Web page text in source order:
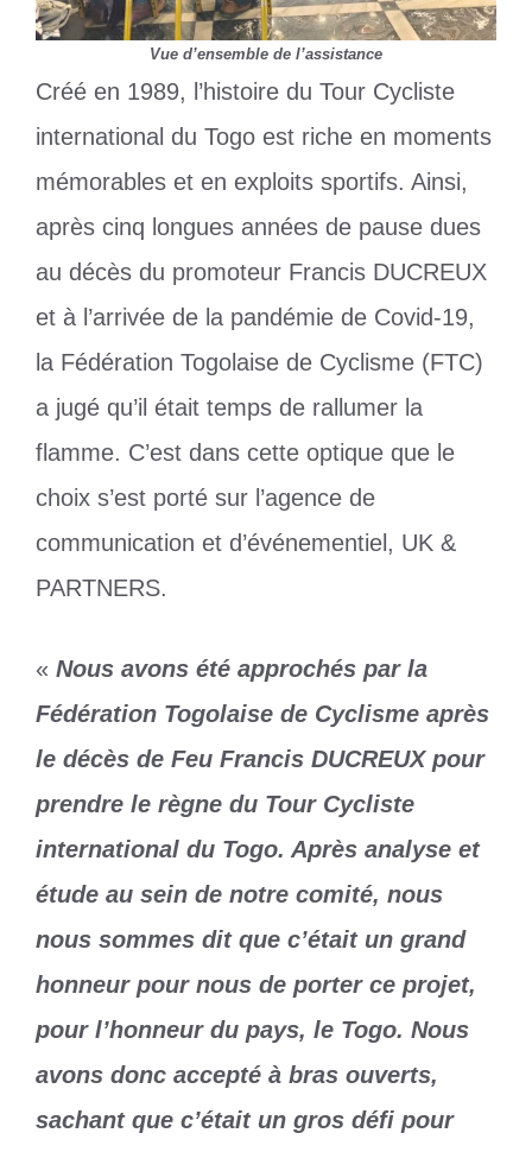
Vue d’ensemble de l’assistance
Créé en 1989, l’histoire du Tour Cycliste
international du Togo est riche en moments
mémorables et en exploits sportifs. Ainsi,
après cinq longues années de pause dues
au décès du promoteur Francis DUCREUX
et à l’arrivée de la pandémie de Covid-19,
la Fédération Togolaise de Cyclisme (FTC)
a jugé qu’il était temps de rallumer la
flamme. C’est dans cette optique que le
choix s’est porté sur l’agence de
communication et d’événementiel, UK &
PARTNERS.
« Nous avons été approchés par la
Fédération Togolaise de Cyclisme après
le décès de Feu Francis DUCREUX pour
prendre le règne du Tour Cycliste
international du Togo. Après analyse et
étude au sein de notre comité, nous
nous sommes dit que c’était un grand
honneur pour nous de porter ce projet,
pour l’honneur du pays, le Togo. Nous
avons donc accepté à bras ouverts,
sachant que c’était un gros défi pour